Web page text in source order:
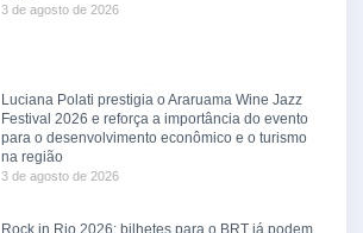
3 de agosto de 2026
Luciana Polati prestigia o Araruama Wine Jazz
Festival 2026 e reforça a importância do evento
para o desenvolvimento econômico e o turismo
na região
3 de agosto de 2026
Rock in Rio 2026: bilhetes para o BRT já podem